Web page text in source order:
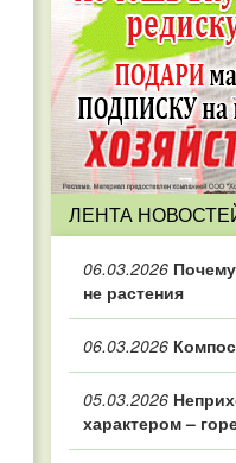
ЛЕНТА
06.03.2026
не растения
06.03.2026
05.03.2026
характером –